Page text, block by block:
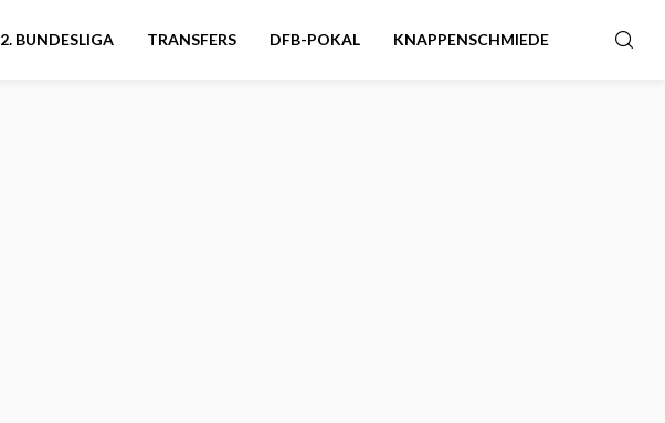
2. BUNDESLIGA TRANSFERS DFB-POKAL KNAPPENSCHMIEDE